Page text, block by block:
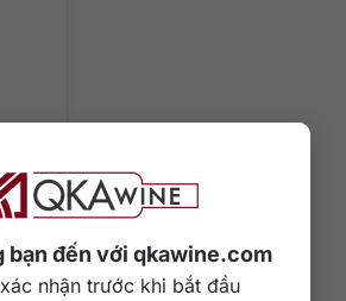
bạn đến với qkawine.com
nhận trước khi bắt đầu
13%